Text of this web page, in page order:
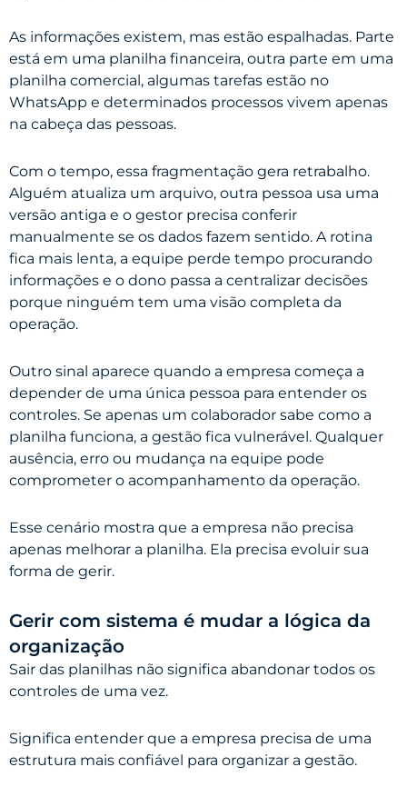
As informações existem, mas estão espalhadas. Parte
está em uma planilha financeira, outra parte em uma
planilha comercial, algumas tarefas estão no
WhatsApp e determinados processos vivem apenas
na cabeça das pessoas.
Com o tempo, essa fragmentação gera retrabalho.
Alguém atualiza um arquivo, outra pessoa usa uma
versão antiga e o gestor precisa conferir
manualmente se os dados fazem sentido. A rotina
fica mais lenta, a equipe perde tempo procurando
informações e o dono passa a centralizar decisões
porque ninguém tem uma visão completa da
operação.
Outro sinal aparece quando a empresa começa a
depender de uma única pessoa para entender os
controles. Se apenas um colaborador sabe como a
planilha funciona, a gestão fica vulnerável. Qualquer
ausência, erro ou mudança na equipe pode
comprometer o acompanhamento da operação.
Esse cenário mostra que a empresa não precisa
apenas melhorar a planilha. Ela precisa evoluir sua
forma de gerir.
Gerir com sistema é mudar a lógica da
organização
Sair das planilhas não significa abandonar todos os
controles de uma vez.
Significa entender que a empresa precisa de uma
estrutura mais confiável para organizar a gestão.